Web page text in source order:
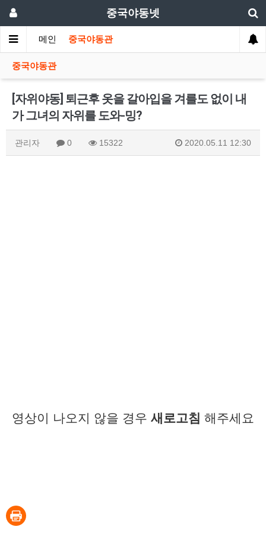
중국야동넷
메인 중국야동관
중국야동관
[자위야동] 퇴근후 옷을 갈아입을 겨를도 없이 내
가 그녀의 자위를 도와-밍?
관리자 0 15322 2020.05.11 12:30
영상이 나오지 않을 경우 새로고침 해주세요